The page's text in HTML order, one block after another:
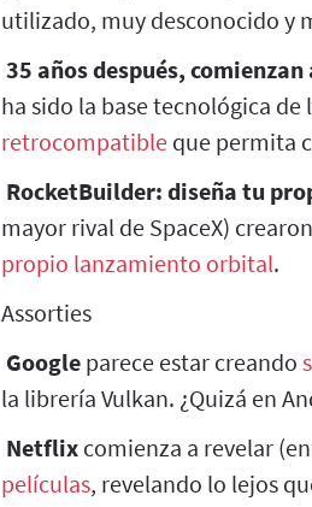
utilizado, muy desconocido y
35 años después,
ha sido la base tecnológica
retrocompatible que permita
RocketBuilder: diseña tu
mayor rival de SpaceX)
propio lanzamiento orbital.
Assorties
Google parece estar creando
la librería Vulkan. ¿Quizá en
Netflix comienza a revelar
películas, revelando lo lejos